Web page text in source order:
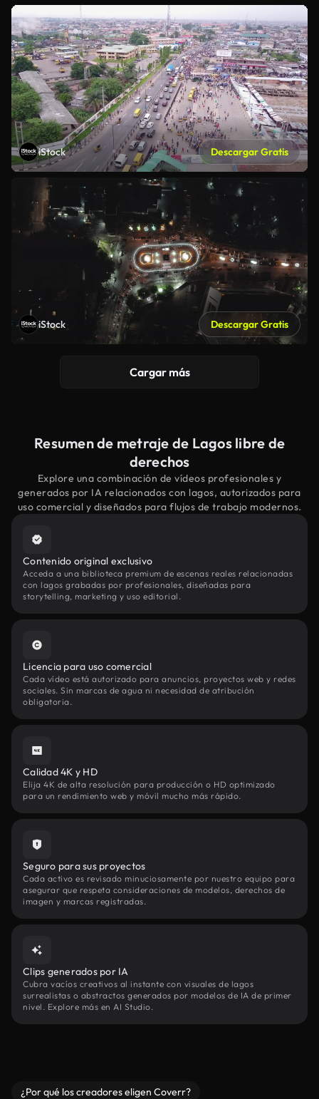
iStock Descargar Gratis
iStock Descargar Gratis
Cargar más
Resumen de metraje de Lagos libre de
derechos
Explore una combinación de vídeos profesionales y
generados por IA relacionados con lagos, autorizados para
uso comercial y diseñados para flujos de trabajo modernos.
Contenido original exclusivo
Acceda a una biblioteca premium de escenas reales relacionadas
con lagos grabadas por profesionales, diseñadas para
storytelling, marketing y uso editorial.
Licencia para uso comercial
Cada vídeo está autorizado para anuncios, proyectos web y redes
sociales. Sin marcas de agua ni necesidad de atribución
obligatoria.
Calidad 4K y HD
Elija 4K de alta resolución para producción o HD optimizado
para un rendimiento web y móvil mucho más rápido.
Seguro para sus proyectos
Cada activo es revisado minuciosamente por nuestro equipo para
asegurar que respeta consideraciones de modelos, derechos de
imagen y marcas registradas.
Clips generados por IA
Cubra vacíos creativos al instante con visuales de lagos
surrealistas o abstractos generados por modelos de IA de primer
nivel. Explore más en AI Studio.
¿Por qué los creadores eligen Coverr?